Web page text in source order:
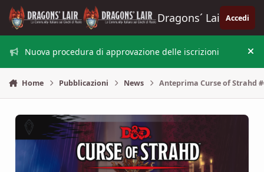
Vai al contenuto
Dragons´ Lair Accedi
Nuova procedura di approvazione delle iscrizioni
Home Pubblicazioni News Anteprima Curse of Strahd